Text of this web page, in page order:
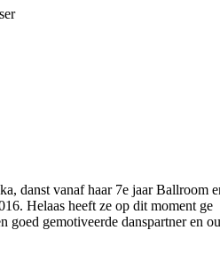
danst vanaf haar 7e jaar Ballroom
Helaas heeft ze op dit moment ge
goed gemotiveerde danspartner en